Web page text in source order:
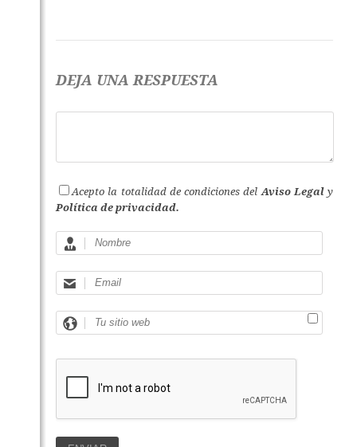
DEJA UNA RESPUESTA
Acepto la totalidad de condiciones delAviso Legaly
Política de privacidad.